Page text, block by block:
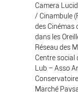
Camera
/ Cinambule
des Cinémas
dans les
Réseau des
Centre social
Lub – Asso
Marché